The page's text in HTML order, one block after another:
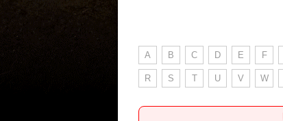
A B C D E F
R S T U V W